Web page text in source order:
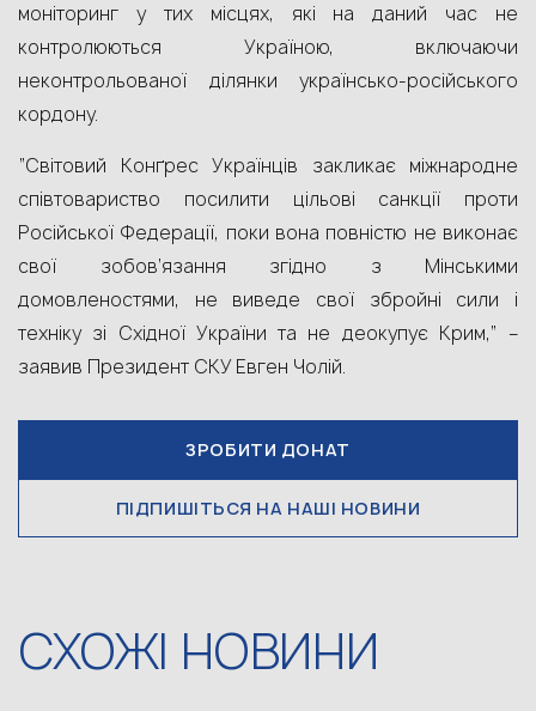
моніторинг у тих місцях, які на даний час не
контролюються Україною, включаючи
неконтрольованої ділянки українсько-російського
кордону.
“Світовий Конґрес Українців закликає міжнародне
співтовариство посилити цільові санкції проти
Російської Федерації, поки вона повністю не виконає
свої зобов’язання згідно з Мінськими
домовленостями, не виведе свої збройні сили і
техніку зі Східної України та не деокупує Крим,” –
заявив Президент СКУ Евген Чолій.
ЗРОБИТИ ДОНАТ
ПІДПИШІТЬСЯ НА НАШІ НОВИНИ
СХОЖІ НОВИНИ